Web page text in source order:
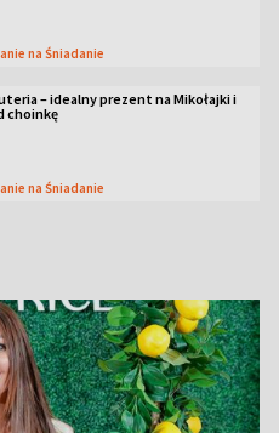
na Śniadanie
– idealny prezent na Mikołajki i
choinkę
na Śniadanie